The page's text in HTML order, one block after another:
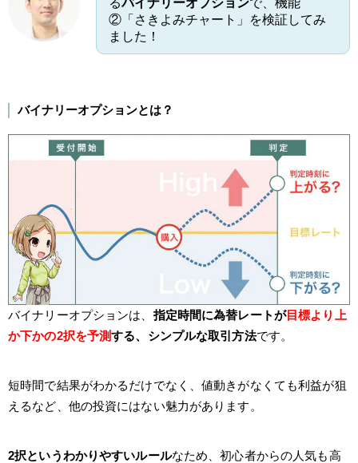
②「さきよみチャート」を検証してみ
ました！
バイナリーオプションとは？
バイナリーオプションは、 指定時間に為替レートが目標より上
か下かの2択を予測する、シンプルな取引方法です。
短時間で結果がわかるだけでなく、値動きがなくても利益が狙
えるなど、他の投資にはない魅力があります。
2択というわかりやすいルールなため、初心者からの人気も高